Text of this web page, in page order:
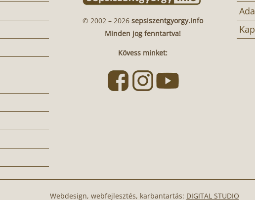
© 2002 – 2026 sepsiszentgyorgy.info
Minden jog fenntartva!
Kövess minket:
Webdesign, webfejlesztés, karbantartás: DIGITAL STUDIO